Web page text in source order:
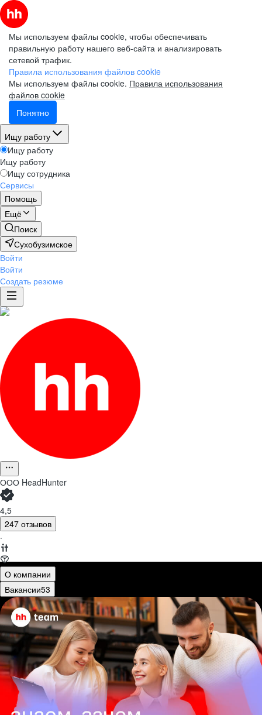
Мы используем файлы cookie, чтобы обеспечивать
правильную работу нашего веб-сайта и анализировать
сетевой трафик.
Правила использования файлов cookie
Мы используем файлы cookie. Правила использования
файлов cookie
Понятно
Ищу работу
Ищу работу
Ищу работу
Ищу сотрудника
Сервисы
Помощь
Ещё
Поиск
Сухобузимское
Войти
Войти
Создать резюме
ООО HeadHunter
4,5
247 отзывов
·
О компании
Вакансии53